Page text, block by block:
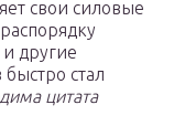
свои силовые
другие
стал
цитата